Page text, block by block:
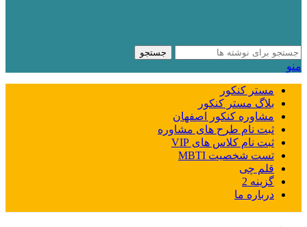
جستجو
منو
مستر کنکور
بلاگ مستر کنکور
مشاوره کنکور اصفهان
ثبت نام طرح های مشاوره
ثبت نام کلاس های VIP
تست شخصیت MBTI
قلم چی
گزینه 2
درباره ما